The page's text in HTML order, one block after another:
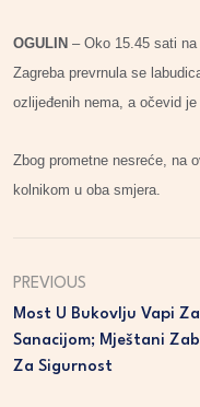
OGULIN – Oko 15.45 sati
Zagreba prevrnula se
ozlijeđenih nema, a očevid
Zbog prometne nesreće, na
kolnikom u oba smjera.
PREVIOUS
Most U Bukovlju Vapi Za
Sanacijom; Mještani
Za Sigurnost